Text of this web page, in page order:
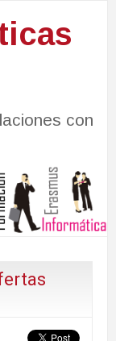
con